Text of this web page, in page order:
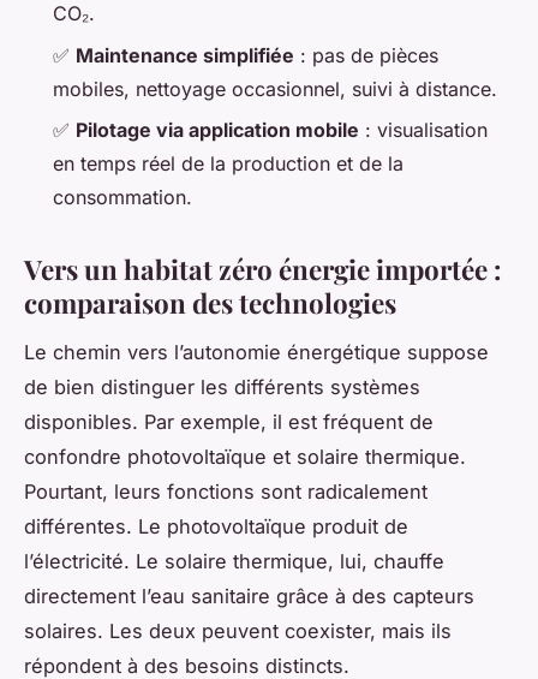
CO₂.
✅ Maintenance simplifiée : pas de pièces
mobiles, nettoyage occasionnel, suivi à distance.
✅ Pilotage via application mobile : visualisation
en temps réel de la production et de la
consommation.
Vers un habitat zéro énergie importée :
comparaison des technologies
Le chemin vers l’autonomie énergétique suppose
de bien distinguer les différents systèmes
disponibles. Par exemple, il est fréquent de
confondre photovoltaïque et solaire thermique.
Pourtant, leurs fonctions sont radicalement
différentes. Le photovoltaïque produit de
l’électricité. Le solaire thermique, lui, chauffe
directement l’eau sanitaire grâce à des capteurs
solaires. Les deux peuvent coexister, mais ils
répondent à des besoins distincts.